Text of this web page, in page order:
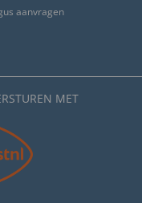
aanvragen
MET